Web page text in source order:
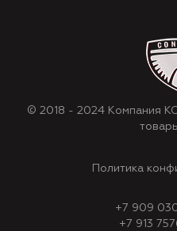
© 2018 - 2024 Компания
Политика
+7 909
+7 913